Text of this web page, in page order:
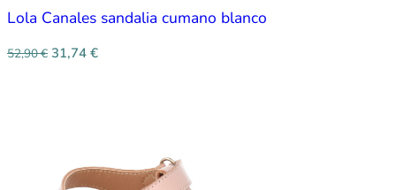
Lola Canales sandalia cumano blanco
52,90€ 31,74 €